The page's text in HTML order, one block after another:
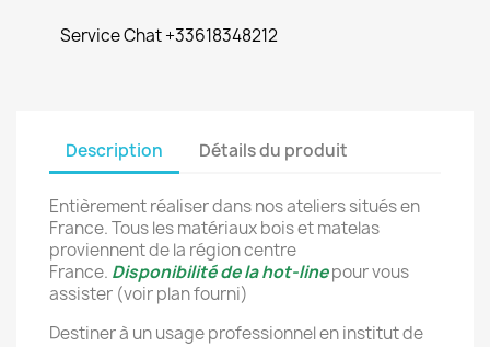
Service Chat +33618348212
Description Détails du produit
Entièrement réaliser dans nos ateliers situés en
France. Tous les matériaux bois et matelas
proviennent de la région centre
France. Disponibilité de la hot-linepour vous
assister (voir plan fourni)
Destiner à un usage professionnel en institut de